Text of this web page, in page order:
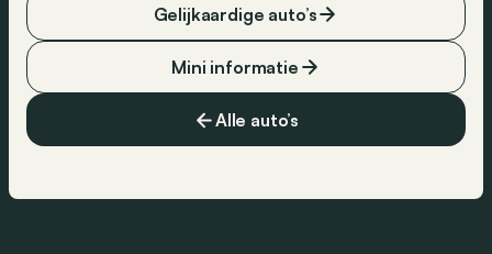
Alle auto’s
Mini informatie
Gelijkaardige auto’s